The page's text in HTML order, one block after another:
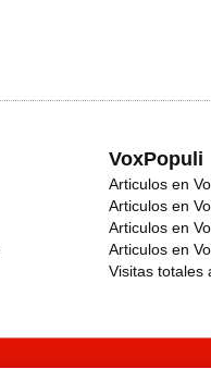
VoxPopuli
Articulos en
Articulos en
Articulos en
Articulos en
Visitas totales